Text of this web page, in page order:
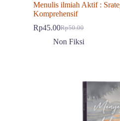
Menulis ilmiah Aktif :
Komprehensif
Rp50.00
Harga
aslinya
Rp45.00Harga
saat
Non Fiksi